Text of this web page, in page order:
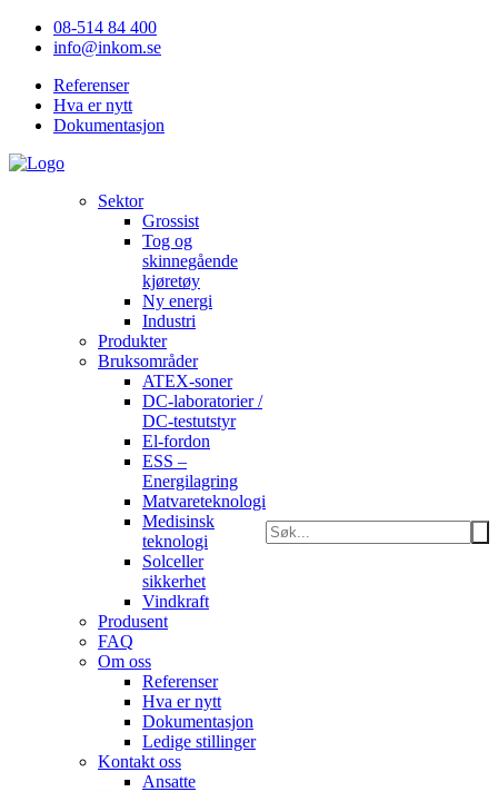
08-514 84 400
info@inkom.se
Referenser
Hva er nytt
Dokumentasjon
Sektor
Grossist
Tog og
skinnegående
kjøretøy
Ny energi
Industri
Produkter
Bruksområder
ATEX-soner
DC-laboratorier /
DC-testutstyr
El-fordon
ESS –
Energilagring
Matvareteknologi
Medisinsk
teknologi
Solceller
sikkerhet
Vindkraft
Produsent
FAQ
Om oss
Referenser
Hva er nytt
Dokumentasjon
Ledige stillinger
Kontakt oss
Ansatte